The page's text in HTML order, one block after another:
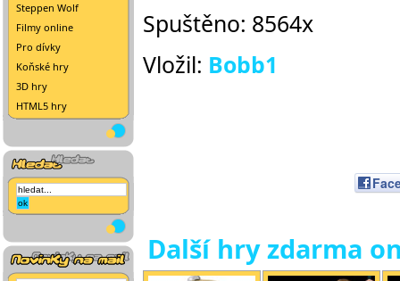
Steppen Wolf
Filmy online
Pro dívky
Koňské hry
3D hry
HTML5 hry
Spuštěno: 8564x
Vložil: Bobb1
Další hry zdarma